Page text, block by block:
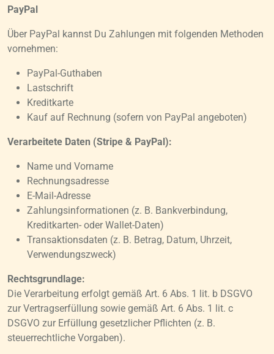
PayPal
Über PayPal kannst Du Zahlungen mit folgenden Methoden
vornehmen:
PayPal-Guthaben
Lastschrift
Kreditkarte
Kauf auf Rechnung (sofern von PayPal angeboten)
Verarbeitete Daten (Stripe & PayPal):
Name und Vorname
Rechnungsadresse
E-Mail-Adresse
Zahlungsinformationen (z. B. Bankverbindung,
Kreditkarten- oder Wallet-Daten)
Transaktionsdaten (z. B. Betrag, Datum, Uhrzeit,
Verwendungszweck)
Rechtsgrundlage:
Die Verarbeitung erfolgt gemäß Art. 6 Abs. 1 lit. b DSGVO
zur Vertragserfüllung sowie gemäß Art. 6 Abs. 1 lit. c
DSGVO zur Erfüllung gesetzlicher Pflichten (z. B.
steuerrechtliche Vorgaben).